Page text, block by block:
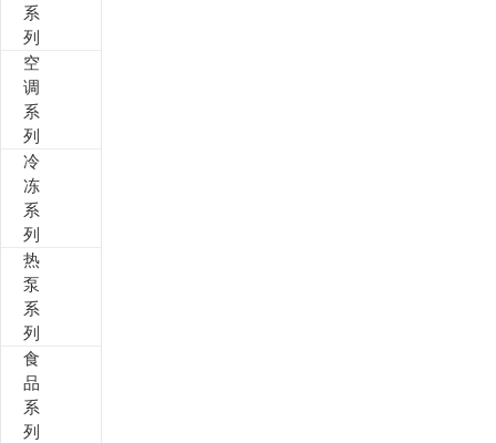
系
列
空
调
系
列
冷
冻
系
列
热
泵
系
列
食
品
系
列